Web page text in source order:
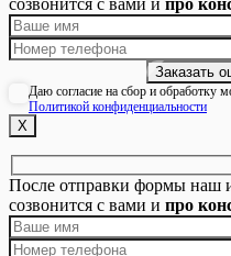
Даю согласие на сбор и обработку
Политикой конфиденциальности
Х
После отправки формы наш
созвонится с вами и про